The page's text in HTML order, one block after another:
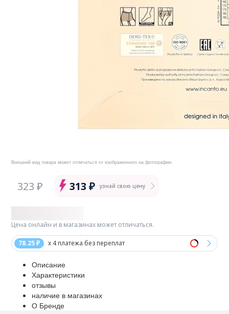
Внешний вид товара может отличаться от изображенного на фотографии.
323 ₽ 313 ₽ узнай свою цену
78.25 ₽ x 4 платежа без переплат
Цена онлайн и в магазинах может отличаться.
Описание
Характеристики
отзывы
наличие в магазинах
О Бренде